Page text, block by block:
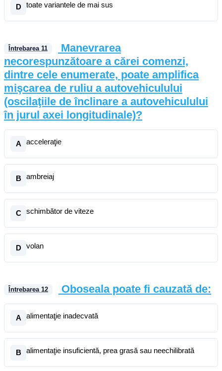
D toate variantele de mai sus
Întrebarea 11
Manevrarea
necorespunzătoare a cărei comenzi,
dintre cele enumerate, poate amplifica
mişcarea de ruliu a autovehiculului
(oscilaţiile de înclinare a autovehiculului
în jurul axei longitudinale)?
A acceleraţie
B ambreiaj
C schimbător de viteze
D volan
Întrebarea 12 Oboseala poate fi cauzată de:
A alimentaţie inadecvată
B alimentaţie insuficientă, prea grasă sau neechilibrată